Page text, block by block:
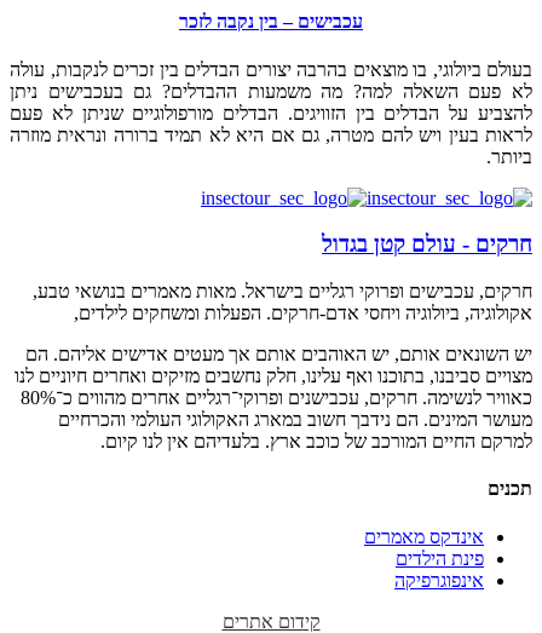
עכבישים – בין נקבה לזכר
בעולם ביולוגי, בו מוצאים בהרבה יצורים הבדלים בין זכרים לנקבות, עולה
לא פעם השאלה למה? מה משמעות ההבדלים? גם בעכבישים ניתן
להצביע על הבדלים בין הזוויגים. הבדלים מורפולוגיים שניתן לא פעם
לראות בעין ויש להם מטרה, גם אם היא לא תמיד ברורה ונראית מוזרה
ביותר.
חרקים - עולם קטן בגדול
חרקים, עכבישים ופרוקי רגליים בישראל. מאות מאמרים בנושאי טבע,
אקולוגיה, ביולוגיה ויחסי אדם-חרקים. הפעלות ומשחקים לילדים,
יש השונאים אותם, יש האוהבים אותם אך מעטים אדישים אליהם. הם
מצויים סביבנו, בתוכנו ואף עלינו, חלק נחשבים מזיקים ואחרים חיוניים לנו
כאוויר לנשימה. חרקים, עכבישנים ופרוקי־רגליים אחרים מהווים כ־80%
מעושר המינים. הם נידבך חשוב במארג האקולוגי העולמי והכרחיים
למרקם החיים המורכב של כוכב ארץ. בלעדיהם אין לנו קיום.
תכנים
אינדקס מאמרים
פינת הילדים
אינפוגרפיקה
קידום אתרים